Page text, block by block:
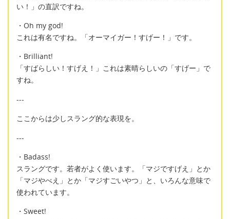
い！」の直訳ですね。
・Oh my god!
これは有名ですね。「オーマイガー！すげー！」です。
・Brilliant!
「すばらしい！すげえ！」これは素晴らしいの「すげー」で
すね。
---
ここからは少しスラング的な表現を。
---
・Badass!
スラングです。若者がよく使います。「マジですげえ」とか
「マジやべえ」とか「マジすごいやつ」と、いろんな意味で
使われています。
・Sweet!